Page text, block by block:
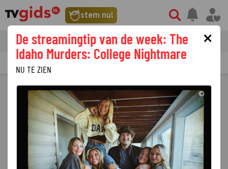
stem nu!
tvgids streaming nieuws
PRIMETIME GEMIST
×
De streamingtip van de week: The
Idaho Murders: College Nightmare
NU TE ZIEN
©